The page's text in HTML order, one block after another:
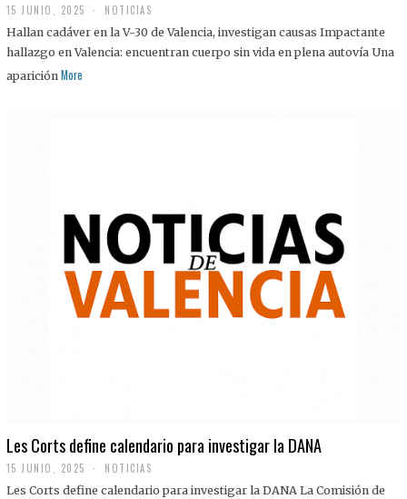
15 JUNIO, 2025 NOTICIAS
Hallan cadáver en la V-30 de Valencia, investigan causas Impactante
hallazgo en Valencia: encuentran cuerpo sin vida en plena autovía Una
aparición More
Les Corts define calendario para investigar la DANA
15 JUNIO, 2025 NOTICIAS
Les Corts define calendario para investigar la DANA La Comisión de